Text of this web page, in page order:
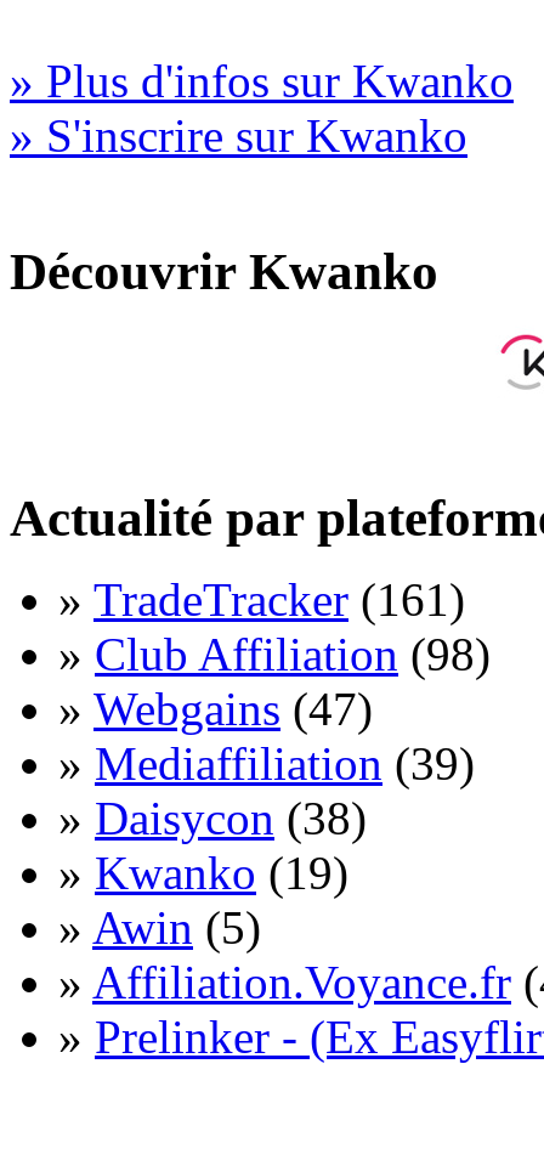
» Plus d'infos sur Kwanko
» S'inscrire sur Kwanko
Découvrir Kwanko
Actualité par
» TradeTracker (161)
» Club Affiliation (98)
» Webgains (47)
» Mediaffiliation (39)
» Daisycon (38)
» Kwanko (19)
» Awin (5)
» Affiliation.Voyance.fr
» Prelinker - (Ex